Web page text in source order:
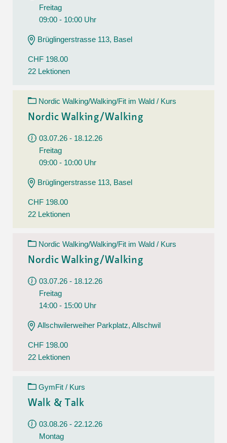
Freitag
09:00 - 10:00 Uhr
Brüglingerstrasse 113, Basel
CHF 198.00
22 Lektionen
Nordic Walking/Walking/Fit im Wald / Kurs
Nordic Walking/Walking
03.07.26 - 18.12.26
Freitag
09:00 - 10:00 Uhr
Brüglingerstrasse 113, Basel
CHF 198.00
22 Lektionen
Nordic Walking/Walking/Fit im Wald / Kurs
Nordic Walking/Walking
03.07.26 - 18.12.26
Freitag
14:00 - 15:00 Uhr
Allschwilerweiher Parkplatz, Allschwil
CHF 198.00
22 Lektionen
GymFit / Kurs
Walk & Talk
03.08.26 - 22.12.26
Montag